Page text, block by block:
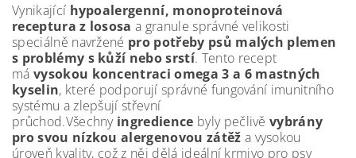
Vynikající hypoalergenní, monoproteinová
receptura z lososa a granule správné velikosti
speciálně navržené pro potřeby psů malých plemen
s problémy s kůží nebo srstí. Tento recept
má vysokou koncentraci omega 3 a 6 mastných
kyselin, které podporují správné fungování imunitního
systému a zlepšují střevní
průchod.Všechnyingredience byly pečlivěvybrány
pro svou nízkou alergenovou zátěž a vysokou
úroveň kvality, což z něj dělá ideální krmivo pro psy